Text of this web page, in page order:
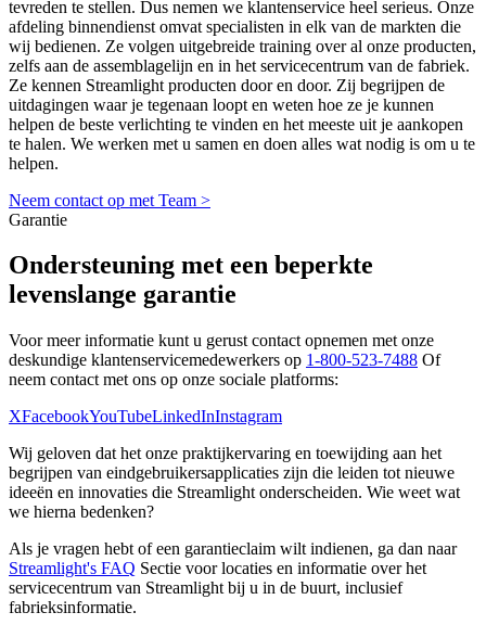
tevreden te stellen. Dus nemen we klantenservice heel serieus. Onze
afdeling binnendienst omvat specialisten in elk van de markten die
wij bedienen. Ze volgen uitgebreide training over al onze producten,
zelfs aan de assemblagelijn en in het servicecentrum van de fabriek.
Ze kennen Streamlight producten door en door. Zij begrijpen de
uitdagingen waar je tegenaan loopt en weten hoe ze je kunnen
helpen de beste verlichting te vinden en het meeste uit je aankopen
te halen. We werken met u samen en doen alles wat nodig is om u te
helpen.
Neem contact op met Team >
Garantie
Ondersteuning met een beperkte
levenslange garantie
Voor meer informatie kunt u gerust contact opnemen met onze
deskundige klantenservicemedewerkers op 1-800-523-7488 Of
neem contact met ons op onze sociale platforms:
XFacebookYouTubeLinkedInInstagram
Wij geloven dat het onze praktijkervaring en toewijding aan het
begrijpen van eindgebruikersapplicaties zijn die leiden tot nieuwe
ideeën en innovaties die Streamlight onderscheiden. Wie weet wat
we hierna bedenken?
Als je vragen hebt of een garantieclaim wilt indienen, ga dan naar
Streamlight's FAQ Sectie voor locaties en informatie over het
servicecentrum van Streamlight bij u in de buurt, inclusief
fabrieksinformatie.